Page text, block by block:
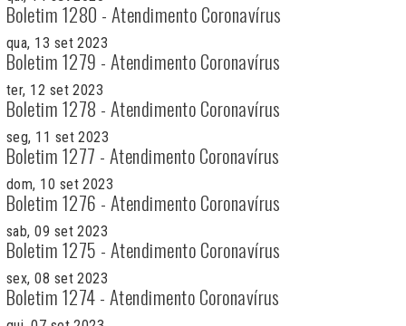
Boletim 1280 - Atendimento Coronavírus
qua, 13 set 2023
Boletim 1279 - Atendimento Coronavírus
ter, 12 set 2023
Boletim 1278 - Atendimento Coronavírus
seg, 11 set 2023
Boletim 1277 - Atendimento Coronavírus
dom, 10 set 2023
Boletim 1276 - Atendimento Coronavírus
sab, 09 set 2023
Boletim 1275 - Atendimento Coronavírus
sex, 08 set 2023
Boletim 1274 - Atendimento Coronavírus